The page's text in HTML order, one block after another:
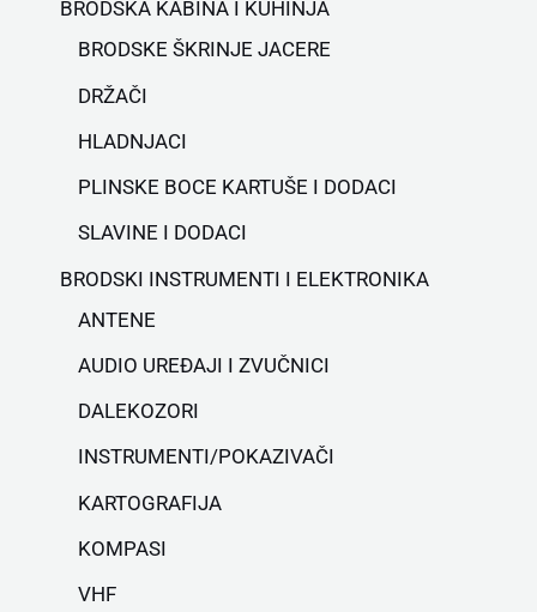
BRODSKA KABINA I KUHINJA
BRODSKE ŠKRINJE JACERE
DRŽAČI
HLADNJACI
PLINSKE BOCE KARTUŠE I DODACI
SLAVINE I DODACI
BRODSKI INSTRUMENTI I ELEKTRONIKA
ANTENE
AUDIO UREĐAJI I ZVUČNICI
DALEKOZORI
INSTRUMENTI/POKAZIVAČI
KARTOGRAFIJA
KOMPASI
VHF